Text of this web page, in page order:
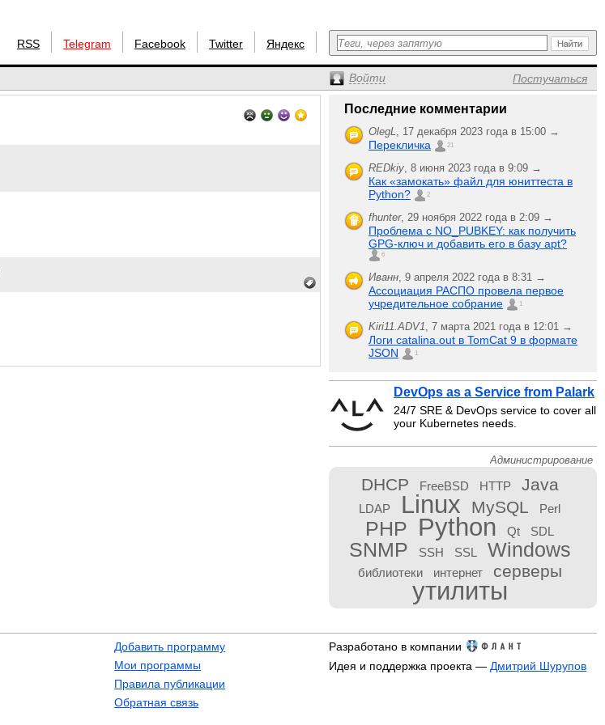
RSS Telegram Facebook Twitter Яндекс
Войти Постучаться
Последние комментарии
OlegL, 17 декабря 2023 года в 15:00 →
Перекличка 21
REDkiy, 8 июня 2023 года в 9:09 →
Как «замокать» файл для юниттеста в
Python?
2
fhunter, 29 ноября 2022 года в 2:09 →
Проблема с NO_PUBKEY: как получить
GPG-ключ и добавить его в базу apt?
6
Иванн, 9 апреля 2022 года в 8:31 →
Ассоциация РАСПО провела первое
учредительное собрание
1
Kiri11.ADV1, 7 марта 2021 года в 12:01 →
Логи catalina.out в TomCat 9 в формате
JSON
1
DevOps as a Service from Palark
24/7 SRE & DevOps service to cover all
your Kubernetes needs.
Администрирование
DHCP FreeBSD HTTP Java
LDAP Linux MySQL Perl
PHP Python Qt SDL
SNMP SSH SSL Windows
библиотеки интернет серверы
утилиты
Добавить программу
Мои программы
Правила публикации
Обратная связь
Разработано в компании
Идея и поддержка проекта — Дмитрий Шурупов